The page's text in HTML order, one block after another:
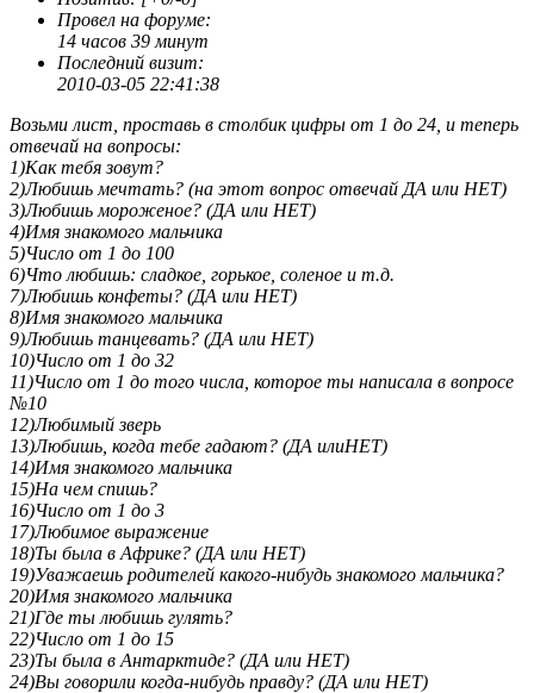
скорее от нечего делать. Вот собственно говоря и всё.
Провел на форуме:
14 часов 39 минут
Последний визит:
2010-03-05 22:41:38
Возьми лист, проставь в столбик цифры от 1 до 24, и теперь
отвечай на вопросы:
1)Как тебя зовут?
2)Любишь мечтать? (на этот вопрос отвечай ДА или НЕТ)
3)Любишь мороженое? (ДА или НЕТ)
4)Имя знакомого мальчика
5)Число от 1 до 100
6)Что любишь: сладкое, горькое, соленое и т.д.
7)Любишь конфеты? (ДА или НЕТ)
8)Имя знакомого мальчика
9)Любишь танцевать? (ДА или НЕТ)
10)Число от 1 до 32
11)Число от 1 до того числа, которое ты написала в вопросе
№10
12)Любимый зверь
13)Любишь, когда тебе гадают? (ДА илиНЕТ)
14)Имя знакомого мальчика
15)На чем спишь?
16)Число от 1 до 3
17)Любимое выражение
18)Ты была в Африке? (ДА или НЕТ)
19)Уважаешь родителей какого-нибудь знакомого мальчика?
20)Имя знакомого мальчика
21)Где ты любишь гулять?
22)Число от 1 до 15
23)Ты была в Антарктиде? (ДА или НЕТ)
24)Вы говорили когда-нибудь правду? (ДА или НЕТ)